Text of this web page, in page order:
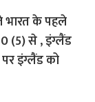
भारत के पहले
0 (5) से , इंग्लैंड
इंग्लैंड को